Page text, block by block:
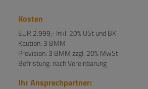
Kosten
EUR 2.999,- Inkl. 20% USt und BK
Kaution: 3 BMM
Provision: 3 BMM zzgl. 20% MwSt.
Befristung: nach Vereinbarung
Ihr Ansprechpartner: